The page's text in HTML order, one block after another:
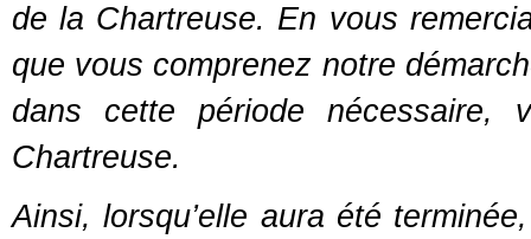
de la Chartreuse. En vous
que vous comprenez notre
dans cette période nécessaire,
Chartreuse.
Ainsi, lorsqu’elle aura été